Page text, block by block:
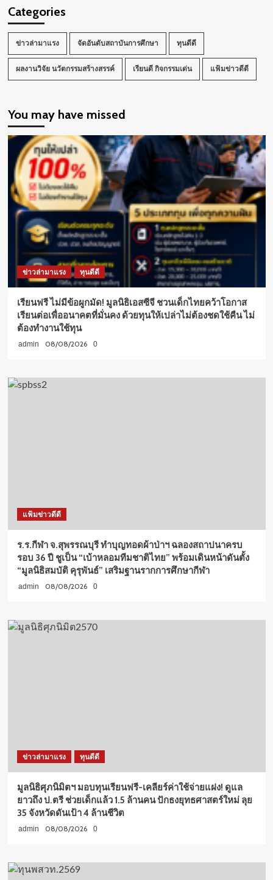
ม.ปลาย
ซี
รีส์ “หัวใจ
จะ
Categories
ข่าวล่ามาแรง จัดอันดับสถาบันการศึกษา ทุนดีดี
ผลงานวิจัย นวัตกรรมสร้างสรรค์ เรียนดี กิจกรรมเด่น แฟ้มข่าวดีดี
You may have missed
ข่าวล่ามาแรง ทุนดีดี
เรียนฟรี ไม่มีข้อผูกมัด! มูลนิธิเอสซีจี ชวนเด็กไทยคว้าโอกาส
เรียนต่อเพื่ออนาคตที่มั่นคง ด้วยทุนให้เปล่าไม่ต้องชดใช้คืน ไม่
ต้องทำงานใช้ทุน
admin 08/08/2026 0
แฟ้มข่าวดีดี
ร.ร.กีฬา จ.สุพรรณบุรี ทำบุญทอดผ้าป่าฯ ฉลองสถาปนาครบ
รอบ 36 ปี ชูเป็น “เบ้าหลอมทีมชาติไทย” พร้อมเดินหน้าดันตั้ง
“มูลนิธิสมบัติ คุรุพันธ์” เสริมฐานรากการศึกษากีฬา
admin 08/08/2026 0
ข่าวล่ามาแรง ทุนดีดี
มูลนิธิศุภนิมิตฯ มอบทุนเรียนฟรี-เคลียร์ค่าใช้จ่ายแฝง! ดูแล
ยาวถึง ป.ตรี ช่วยเด็กแล้ว 1.5 ล้านคน ปักธงยุทธศาสตร์ใหม่ ลุย
35 จังหวัดดันเป้า 4 ล้านชีวิต
admin 08/08/2026 0